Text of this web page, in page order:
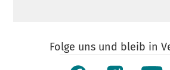
Folge uns und bleib in